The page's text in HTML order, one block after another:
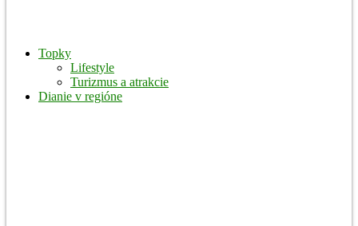
Topky
Lifestyle
Turizmus a atrakcie
Dianie v regióne